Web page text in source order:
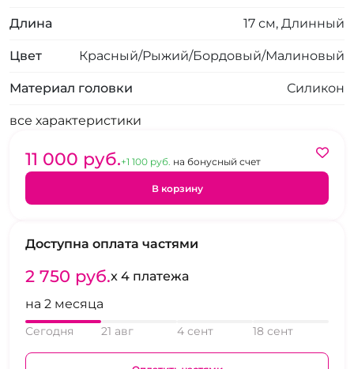
Длина 17 см, Длинный
Цвет Красный/Рыжий/Бордовый/Малиновый
Материал головки Силикон
все характеристики
11 000 pуб.+1 100 pуб. на бонусный счет
В корзину
Доступна оплата частями
2 750 pуб.x 4 платежа
на 2 месяца
Сегодня 21 авг 4 сент 18 сент